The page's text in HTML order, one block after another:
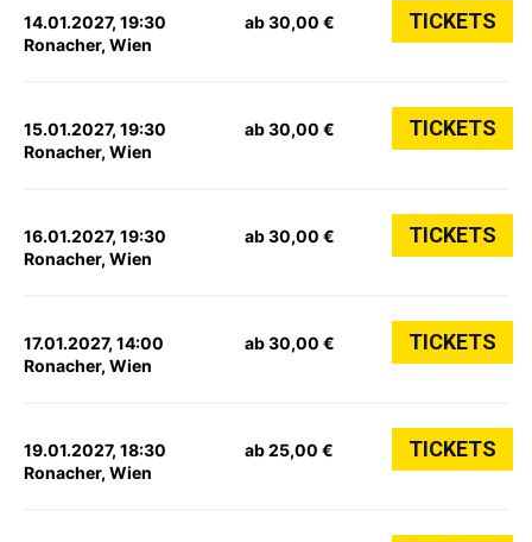
14.01.2027, 19:30
Ronacher, Wien
ab 30,00 € TICKETS
15.01.2027, 19:30
Ronacher, Wien
ab 30,00 € TICKETS
16.01.2027, 19:30
Ronacher, Wien
ab 30,00 € TICKETS
17.01.2027, 14:00
Ronacher, Wien
ab 30,00 € TICKETS
19.01.2027, 18:30
Ronacher, Wien
ab 25,00 € TICKETS